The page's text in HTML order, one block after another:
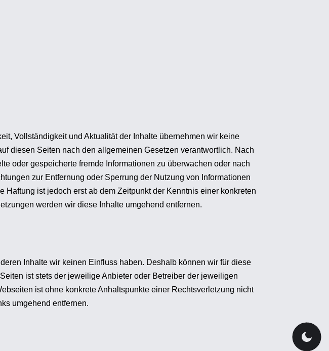
Vollständigkeit und Aktualität der Inhalte übernehmen wir keine
diesen Seiten nach den allgemeinen Gesetzen verantwortlich. Nach
oder gespeicherte fremde Informationen zu überwachen oder nach
zur Entfernung oder Sperrung der Nutzung von Informationen
ist jedoch erst ab dem Zeitpunkt der Kenntnis einer konkreten
werden wir diese Inhalte umgehend entfernen.
Inhalte wir keinen Einfluss haben. Deshalb können wir für diese
ist stets der jeweilige Anbieter oder Betreiber der jeweiligen
ist ohne konkrete Anhaltspunkte einer Rechtsverletzung nicht
umgehend entfernen.